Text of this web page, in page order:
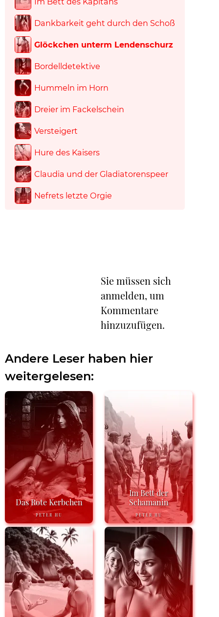
Dankbarkeit geht durch den Schoß
Glöckchen unterm Lendenschurz
Bordelldetektive
Hummeln im Horn
Dreier im Fackelschein
Versteigert
Hure des Kaisers
Claudia und der Gladiatorenspeer
Nefrets letzte Orgie
Sie müssen sich
anmelden, um
Kommentare
hinzuzufügen.
Andere Leser haben hier
weitergelesen:
Das Rote Kerbchen
PETER HU
Im Bett der
Schamanin
PETER HU